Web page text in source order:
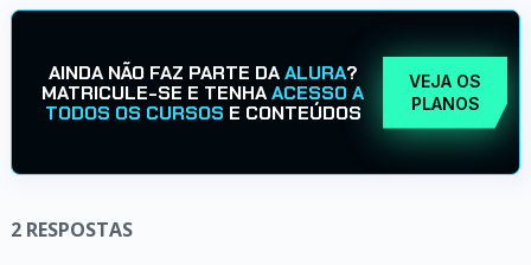
AINDA NÃO FAZ PARTE DAALURA?
MATRICULE-SE E TENHAACESSO A
TODOS OS CURSOS E CONTEÚDOS
VEJA OS
PLANOS
2 RESPOSTAS